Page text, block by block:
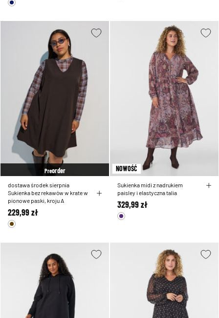
Preorder
dostawa środek sierpnia
Sukienka bez rekawów w krate w
pionowe paski, kroju A
229,99 zł
NOWOŚĆ
Sukienka midi z nadrukiem
paisley i elastyczna talia
329,99 zł